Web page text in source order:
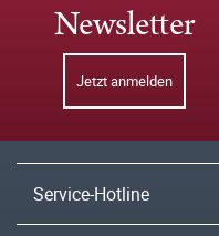
Newsletter
Jetzt anmelden
Service-Hotline